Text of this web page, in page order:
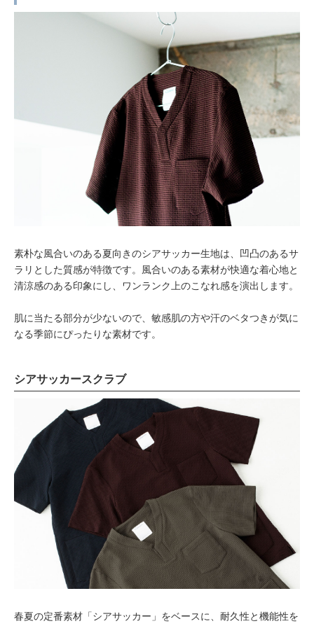
素朴な風合いのある夏向きのシアサッカー生地は、凹凸のあるサ
ラリとした質感が特徴です。風合いのある素材が快適な着心地と
清涼感のある印象にし、ワンランク上のこなれ感を演出します。
肌に当たる部分が少ないので、敏感肌の方や汗のベタつきが気に
なる季節にぴったりな素材です。
シアサッカースクラブ
春夏の定番素材「シアサッカー」をベースに、耐久性と機能性を